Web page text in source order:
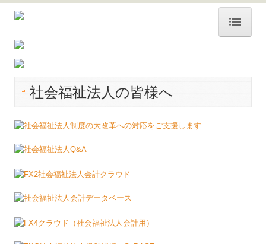
お知らせ
採用ぺージ
職員のささやき
社会福祉法人の皆様へ